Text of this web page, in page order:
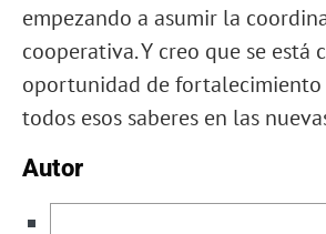
empezando a asumir la
cooperativa. Y creo que se está
oportunidad de fortalecimiento
todos esos saberes en las
Autor